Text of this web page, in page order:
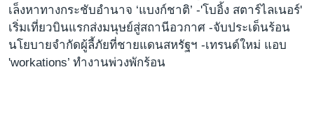
เล็งหาทางกระชับอำนาจ ‘แบงก์ชาติ’ -'โบอิ้ง สตาร์ไลเนอร์'
เริ่มเที่ยวบินแรกส่งมนุษย์สู่สถานีอวกาศ -จับประเด็นร้อน
นโยบายจำกัดผู้ลี้ภัยที่ชายแดนสหรัฐฯ -เทรนด์ใหม่ แอบ
'workations’ ทำงานพ่วงพักร้อน